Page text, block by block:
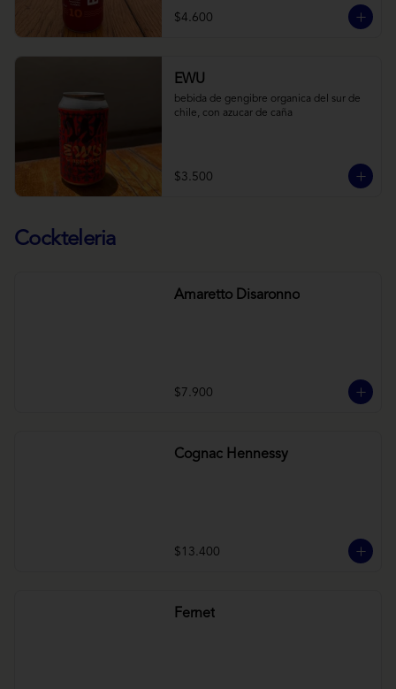
$4.600
EWU
bebida de gengibre organica del sur de
chile, con azucar de caña
$3.500
Cockteleria
Amaretto Disaronno
$7.900
Cognac Hennessy
$13.400
Fernet